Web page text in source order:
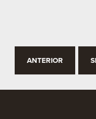
ANTERIOR